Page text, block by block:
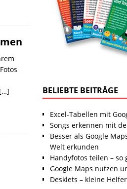
[…] BELIEBTE BEITRÄGE
Excel-Tabellen mit
Songs erkennen mit
Besser als Google
Welt erkunden
Handyfotos teilen – so
Google Maps nutzen
Desklets – kleine